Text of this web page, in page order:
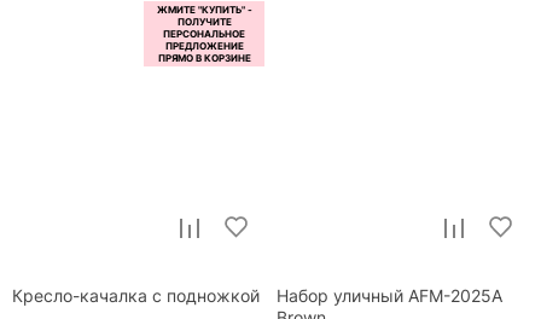
Кресло-качалка с подножкой
Набор уличный AFM-2025A